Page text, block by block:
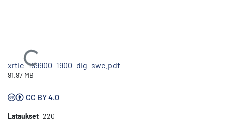
Ladataan...
xrtie_189900_1900_dig_swe.pdf
91.97 MB
CC BY 4.0
Lataukset 220